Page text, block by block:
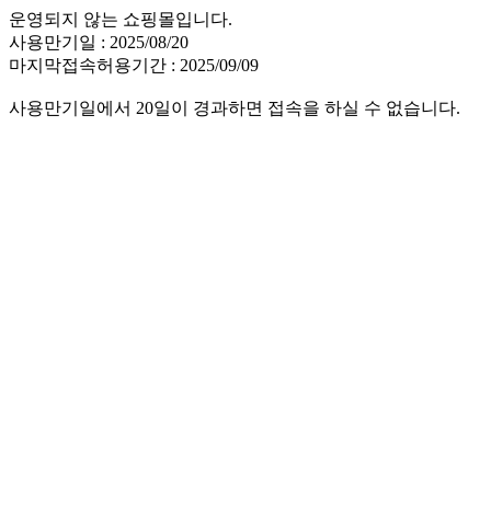
운영되지 않는 쇼핑몰입니다.
사용만기일 : 2025/08/20
마지막접속허용기간 : 2025/09/09
사용만기일에서 20일이 경과하면 접속을 하실 수 없습니다.